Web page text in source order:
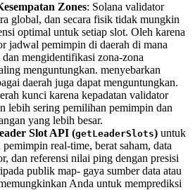
Zones: Solana validator
global, dan secara fisik tidak mungkin
optimal untuk setiap slot. Oleh karena
jadwal pemimpin di daerah di mana
mengidentifikasi zona-zona
menguntungkan. menyebarkan
daerah juga dapat menguntungkan.
kunci karena kepadatan validator
lebih sering pemilihan pemimpin dan
yang lebih besar.
Slot API (getLeaderSlots) untuk
real-time, berat saham, data
dan referensi nilai ping dengan presisi
publik map- gaya sumber data atau
Anda untuk memprediksi